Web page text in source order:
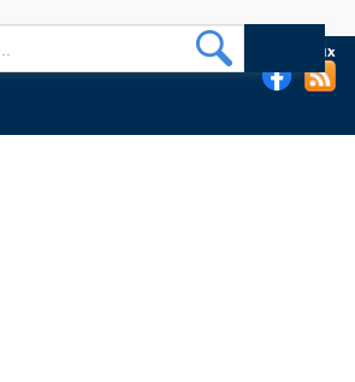
de l'EHESP sur les réseaux sociaux